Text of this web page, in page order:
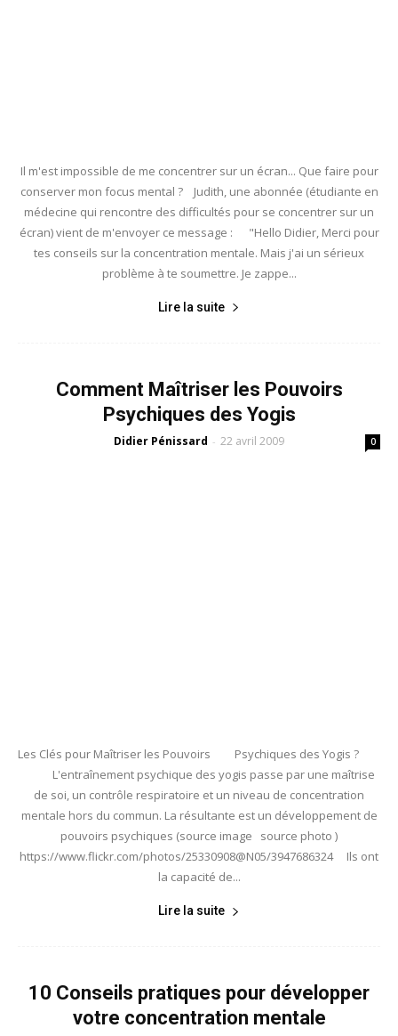
Il m'est impossible de me concentrer sur un écran... Que faire pour
conserver mon focus mental ? Judith, une abonnée (étudiante en
médecine qui rencontre des difficultés pour se concentrer sur un
écran) vient de m'envoyer ce message : "Hello Didier, Merci pour
tes conseils sur la concentration mentale. Mais j'ai un sérieux
problème à te soumettre. Je zappe...
Lire la suite
Comment Maîtriser les Pouvoirs
Psychiques des Yogis
Didier Pénissard - 22 avril 2009 0
Les Clés pour Maîtriser les Pouvoirs Psychiques des Yogis ?
L'entraînement psychique des yogis passe par une maîtrise
de soi, un contrôle respiratoire et un niveau de concentration
mentale hors du commun. La résultante est un développement de
pouvoirs psychiques (source image source photo )
https://www.flickr.com/photos/25330908@N05/3947686324 Ils ont
la capacité de...
Lire la suite
10 Conseils pratiques pour développer
votre concentration mentale